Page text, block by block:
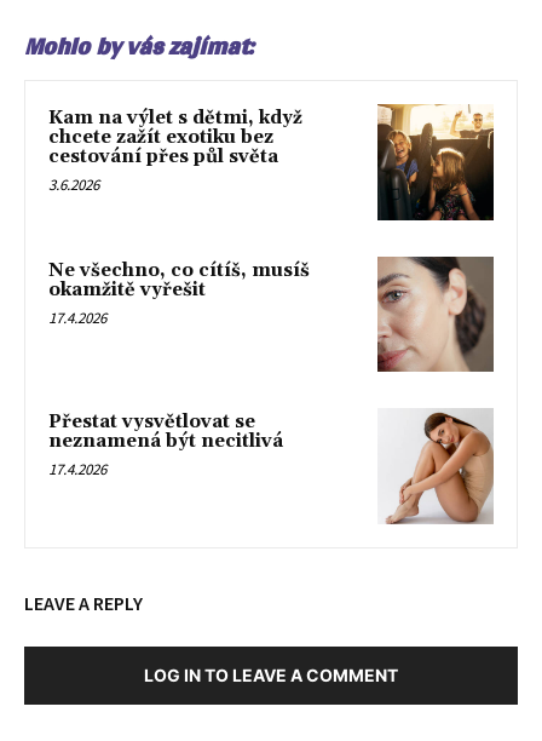
Mohlo by vás zajímat:
Kam na výlet s dětmi, když
chcete zažít exotiku bez
cestování přes půl světa
3.6.2026
Ne všechno, co cítíš, musíš
okamžitě vyřešit
17.4.2026
Přestat vysvětlovat se
neznamená být necitlivá
17.4.2026
LEAVE A REPLY
LOG IN TO LEAVE A COMMENT